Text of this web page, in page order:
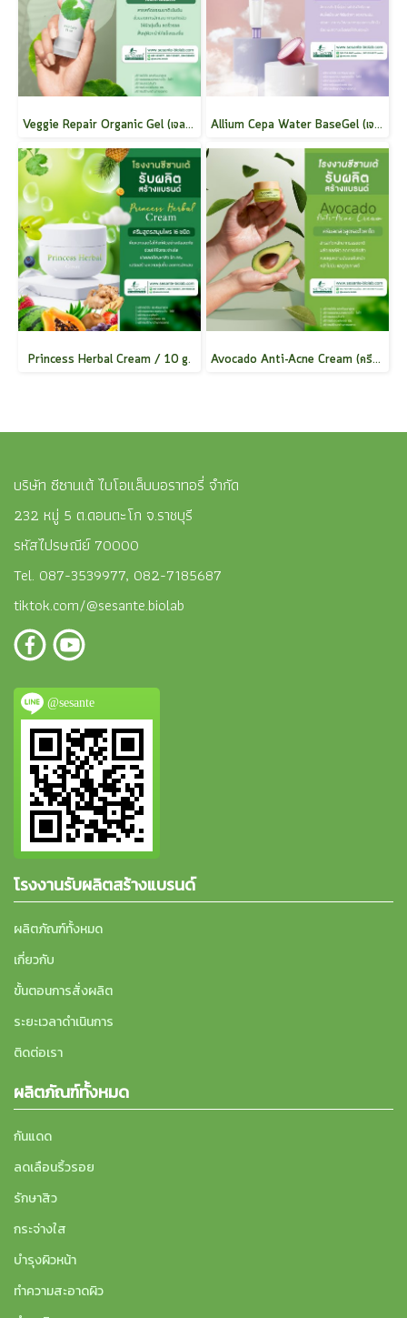
Veggie Repair Organic Gel (เจลผักซ่อมผิว) / 30 g. Allium Cepa Water BaseGel (เจลหอมแดง) / 40 g.
Princess Herbal Cream / 10 g. Avocado Anti-Acne Cream (ครีมลดสิวอะโวคาโด) / 10 g.
บริษัท ซีซานเต้ ไบโอแล็บบอราทอรี่ จำกัด
232 หมู่ 5 ต.ดอนตะโก จ.ราชบุรี
รหัสไปรษณีย์ 70000
Tel. 087-3539977, 082-7185687
tiktok.com/@sesante.biolab
@sesante
โรงงานรับผลิตสร้างแบรนด์
ผลิตภัณฑ์ทั้งหมด
เกี่ยวกับ
ขั้นตอนการสั่งผลิต
ระยะเวลาดำเนินการ
ติดต่อเรา
ผลิตภัณฑ์ทั้งหมด
กันแดด
ลดเลือนริ้วรอย
รักษาสิว
กระจ่างใส
บำรุงผิวหน้า
ทำความสะอาดผิว